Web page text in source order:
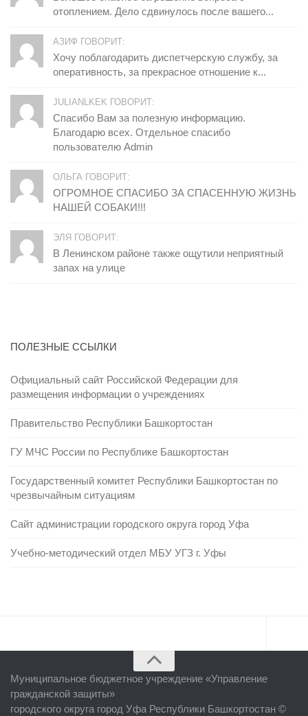
отоплением. Дело сдвинулось после вашего...
АЗИФ ГОВОРИТ:
Хочу поблагодарить диспетчерскую службу, за
оперативность, за прекрасное отношение к...
JULIANLKEK ГОВОРИТ:
Спасибо Вам за полезную информацию.
Благодарю всех. Отдельное спасибо
пользователю Admin
ОЛЬГА ГОВОРИТ:
ОГРОМНОЕ СПАСИБО ЗА СПАСЕННУЮ ЖИЗНЬ
НАШЕЙ СОБАКИ!!!
ЭЛЯ ГОВОРИТ:
В Ленинском районе также ощутили неприятный
запах на улице
ПОЛЕЗНЫЕ ССЫЛКИ
Официальный сайт Российской Федерации для
размещения информации о учреждениях
Правительство Республики Башкортостан
ГУ МЧС России по Республике Башкортостан
Государственный комитет Республики Башкортостан по
чрезвычайным ситуациям
Сайт администрации городского округа город Уфа
Учебно-методический отдел МБУ УГЗ г. Уфы
Об учреждении
Руководство
Муниципальное бюджетное учреждение «Управление
гражданской защиты»
городского округа город Уфа Республики Башкортостан ©